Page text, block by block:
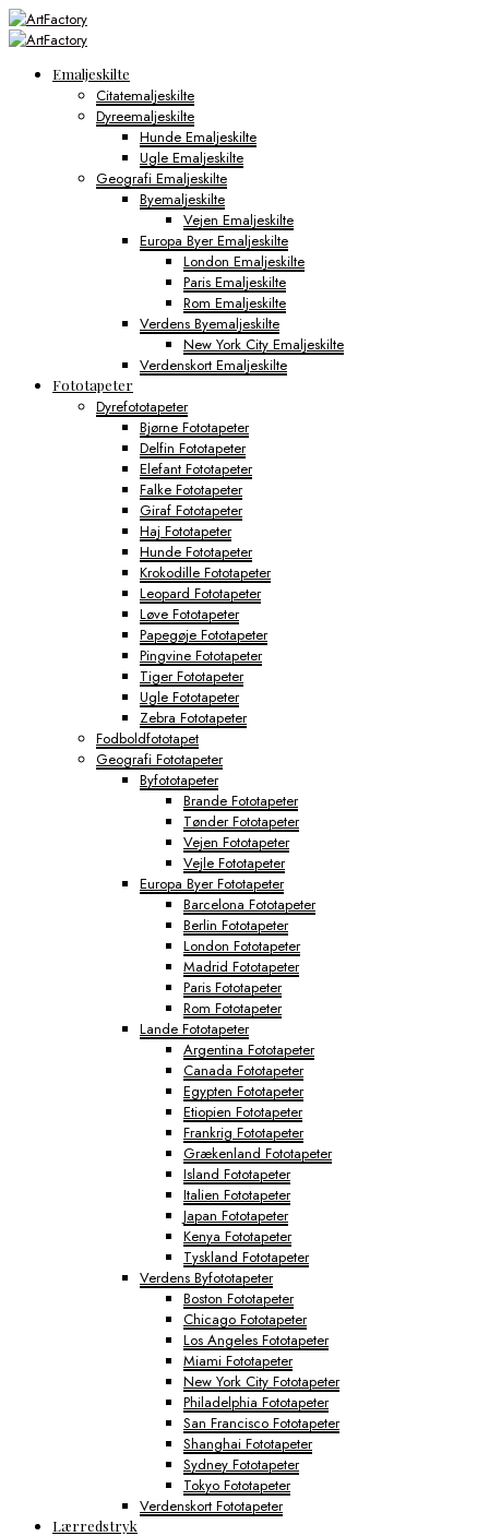
Emaljeskilte
Citatemaljeskilte
Dyreemaljeskilte
Hunde Emaljeskilte
Ugle Emaljeskilte
Geografi Emaljeskilte
Byemaljeskilte
Vejen Emaljeskilte
Europa Byer Emaljeskilte
London Emaljeskilte
Paris Emaljeskilte
Rom Emaljeskilte
Verdens Byemaljeskilte
New York City Emaljeskilte
Verdenskort Emaljeskilte
Fototapeter
Dyrefototapeter
Bjørne Fototapeter
Delfin Fototapeter
Elefant Fototapeter
Falke Fototapeter
Giraf Fototapeter
Haj Fototapeter
Hunde Fototapeter
Krokodille Fototapeter
Leopard Fototapeter
Løve Fototapeter
Papegøje Fototapeter
Pingvine Fototapeter
Tiger Fototapeter
Ugle Fototapeter
Zebra Fototapeter
Fodboldfototapet
Geografi Fototapeter
Byfototapeter
Brande Fototapeter
Tønder Fototapeter
Vejen Fototapeter
Vejle Fototapeter
Europa Byer Fototapeter
Barcelona Fototapeter
Berlin Fototapeter
London Fototapeter
Madrid Fototapeter
Paris Fototapeter
Rom Fototapeter
Lande Fototapeter
Argentina Fototapeter
Canada Fototapeter
Egypten Fototapeter
Etiopien Fototapeter
Frankrig Fototapeter
Grækenland Fototapeter
Island Fototapeter
Italien Fototapeter
Japan Fototapeter
Kenya Fototapeter
Tyskland Fototapeter
Verdens Byfototapeter
Boston Fototapeter
Chicago Fototapeter
Los Angeles Fototapeter
Miami Fototapeter
New York City Fototapeter
Philadelphia Fototapeter
San Francisco Fototapeter
Shanghai Fototapeter
Sydney Fototapeter
Tokyo Fototapeter
Verdenskort Fototapeter
Lærredstryk